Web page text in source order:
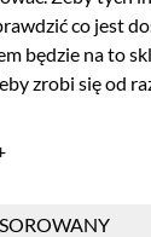
co jest
będzie na to
zrobi się od